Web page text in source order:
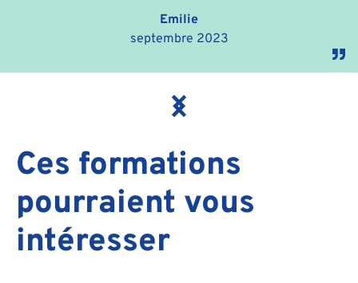
Emilie
septembre 2023
Ces formations
pourraient vous
intéresser